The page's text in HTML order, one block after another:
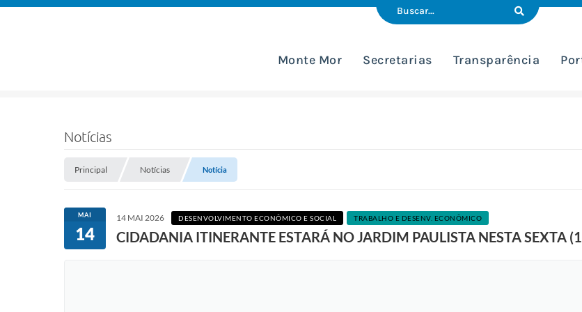
Monte Mor Secretarias Transparência
Notícias
Principal Notícias Notícia
MAI
14
14 MAI 2026 DESENVOLVIMENTO ECONÔMICO E SOCIAL TRABALHO E DESENV. ECONÔMICO
CIDADANIA ITINERANTE ESTARÁ NO JARDIM PAULISTA NESTA SEXTA
A
r
q